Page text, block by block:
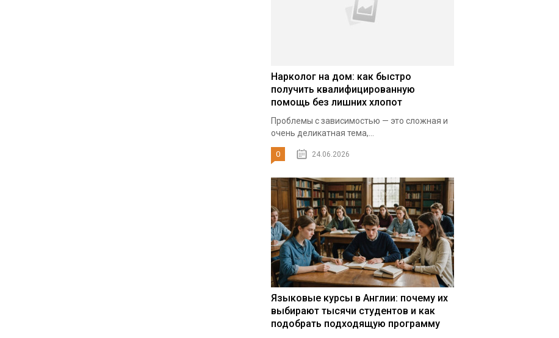
Нарколог на дом: как быстро
получить квалифицированную
помощь без лишних хлопот
Проблемы с зависимостью — это сложная и
очень деликатная тема,...
0 24.06.2026
Языковые курсы в Англии: почему их
выбирают тысячи студентов и как
подобрать подходящую программу